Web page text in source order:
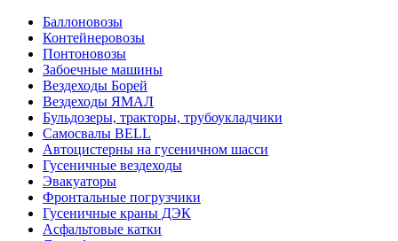
Баллоновозы
Контейнеровозы
Понтоновозы
Забоечные машины
Вездеходы Борей
Вездеходы ЯМАЛ
Бульдозеры, тракторы, трубоукладчики
Самосвалы BELL
Автоцистерны на гусеничном шасси
Гусеничные вездеходы
Эвакуаторы
Фронтальные погрузчики
Гусеничные краны ДЭК
Асфальтовые катки